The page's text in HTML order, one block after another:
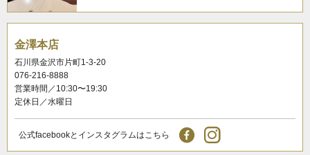
金澤本店
石川県金沢市片町1-3-20
076-216-8888
営業時間／10:30〜19:30
定休日／水曜日
公式facebookとインスタグラムはこちら